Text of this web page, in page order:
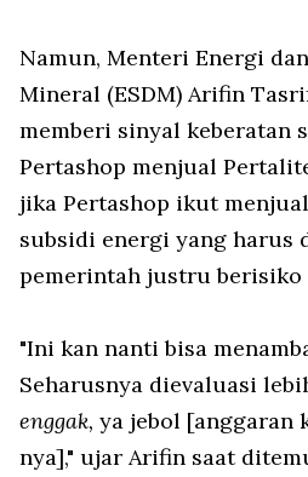
Namun, Menteri Energi
Mineral (ESDM) Arifin
memberi sinyal keberatan
Pertashop menjual
jika Pertashop ikut
subsidi energi yang harus
pemerintah justru berisiko
"Ini kan nanti bisa
Seharusnya dievaluasi
enggak, ya jebol [anggaran
nya]," ujar Arifin saat